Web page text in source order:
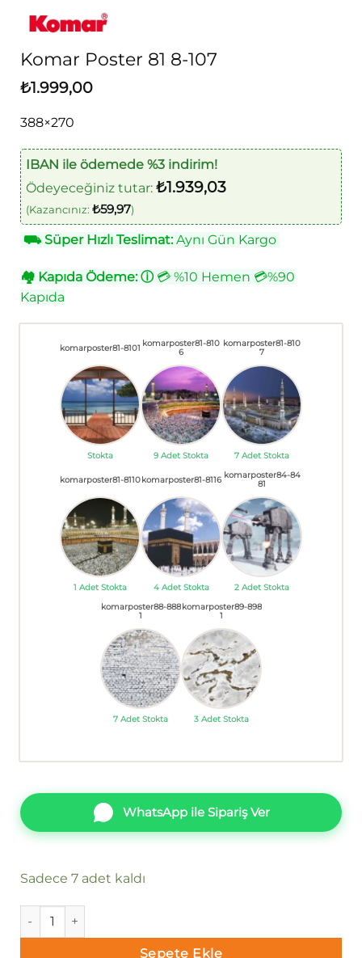
Komar Poster 81 8-107
₺1.999,00
388×270
IBAN ile ödemede %3 indirim!
Ödeyeceğiniz tutar: ₺1.939,03
(Kazancınız: ₺59,97)
⛟Süper Hızlı Teslimat:Aynı Gün Kargo
🏘 Kapıda Ödeme: ⓘ💳 %10 Hemen 💳%90
Kapıda
komarposter81-8101
Stokta
komarposter81-810
6
9 Adet Stokta
komarposter81-810
7
7 Adet Stokta
komarposter81-8110
1 Adet Stokta
komarposter81-8116
4 Adet Stokta
komarposter84-84
81
2 Adet Stokta
komarposter88-888
1
7 Adet Stokta
komarposter89-898
1
3 Adet Stokta
WhatsApp ile Sipariş Ver
Sadece 7 adet kaldı
Komar Poster 81 8-107 adet
Sepete Ekle